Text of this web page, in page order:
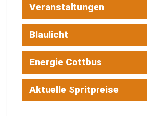
Veranstaltungen
Blaulicht
Energie Cottbus
Aktuelle Spritpreise